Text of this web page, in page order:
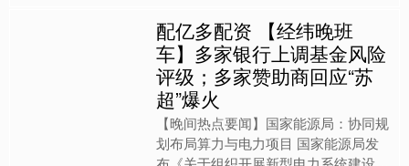
配亿多配资 【经纬晚班
车】多家银行上调基金风险
评级；多家赞助商回应“苏
超”爆火
【晚间热点要闻】国家能源局：协同规
划布局算力与电力项目 国家能源局发